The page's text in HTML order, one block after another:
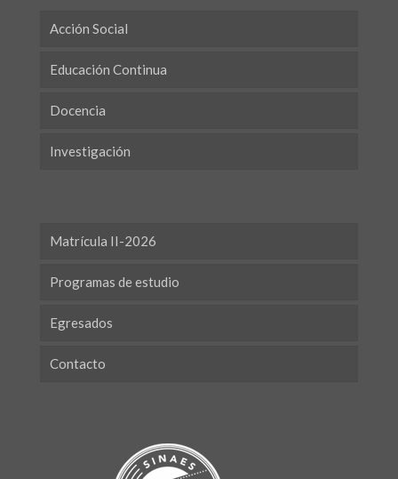
Acción Social
Educación Continua
Docencia
Investigación
Matrícula II-2026
Programas de estudio
Egresados
Contacto